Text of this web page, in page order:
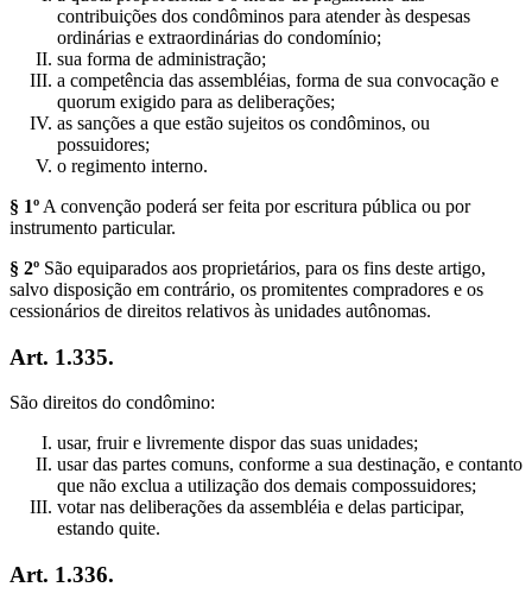
contribuições dos condôminos para atender às despesas
ordinárias e extraordinárias do condomínio;
sua forma de administração;
a competência das assembléias, forma de sua convocação e
quorum exigido para as deliberações;
as sanções a que estão sujeitos os condôminos, ou
possuidores;
o regimento interno.
§ 1º A convenção poderá ser feita por escritura pública ou por
instrumento particular.
§ 2º São equiparados aos proprietários, para os fins deste artigo,
salvo disposição em contrário, os promitentes compradores e os
cessionários de direitos relativos às unidades autônomas.
Art. 1.335.
São direitos do condômino:
usar, fruir e livremente dispor das suas unidades;
usar das partes comuns, conforme a sua destinação, e contanto
que não exclua a utilização dos demais compossuidores;
votar nas deliberações da assembléia e delas participar,
estando quite.
Art. 1.336.